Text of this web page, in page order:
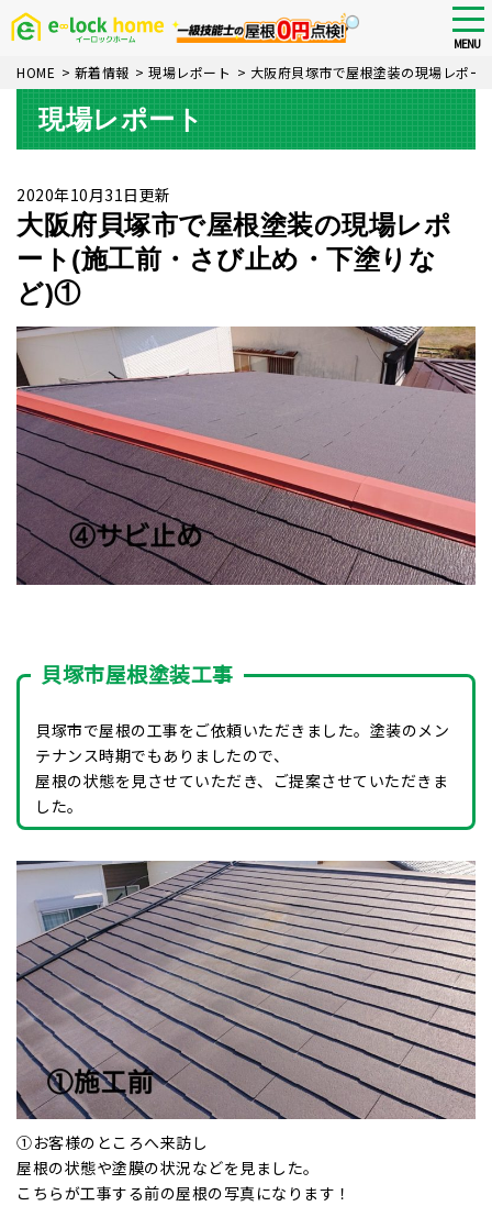
Skip
content
MENU
HOME > 新着情報 > 現場レポート > 大阪府貝塚市で屋根塗装の現場レポ
現場レポート
2020年10月31日更新
大阪府貝塚市で屋根塗装の現場レポ
ート(施工前・さび止め・下塗りな
ど)①
貝塚市屋根塗装工事
貝塚市で屋根の工事をご依頼いただきました。塗装のメン
テナンス時期でもありましたので、
屋根の状態を見させていただき、ご提案させていただきま
した。
①お客様のところへ来訪し
屋根の状態や塗膜の状況などを見ました。
こちらが工事する前の屋根の写真になります！